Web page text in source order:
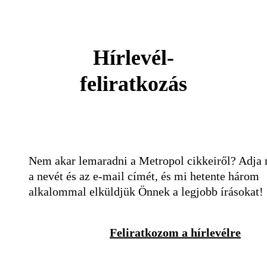
Hírlevél-
feliratkozás
Nem akar lemaradni a Metropol cikkeiről? Adja
a nevét és az e-mail címét, és mi hetente három
alkalommal elküldjük Önnek a legjobb írásokat!
Feliratkozom a hírlevélre